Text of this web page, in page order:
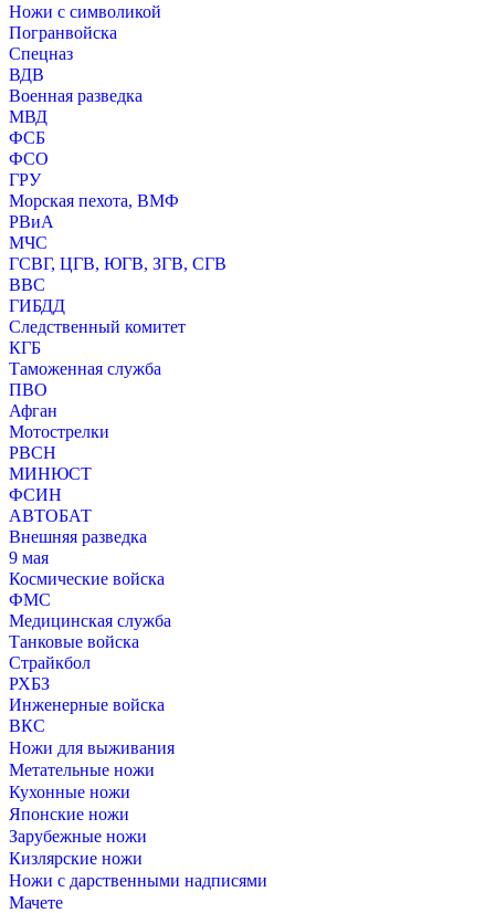
Ножи с символикой
Погранвойска
Спецназ
ВДВ
Военная разведка
МВД
ФСБ
ФСО
ГРУ
Морская пехота, ВМФ
РВиА
МЧС
ГСВГ, ЦГВ, ЮГВ, ЗГВ, СГВ
ВВС
ГИБДД
Следственный комитет
КГБ
Таможенная служба
ПВО
Афган
Мотострелки
РВСН
МИНЮСТ
ФСИН
АВТОБАТ
Внешняя разведка
9 мая
Космические войска
ФМС
Медицинская служба
Танковые войска
Страйкбол
РХБЗ
Инженерные войска
ВКС
Ножи для выживания
Метательные ножи
Кухонные ножи
Японские ножи
Зарубежные ножи
Кизлярские ножи
Ножи с дарственными надписями
Мачете